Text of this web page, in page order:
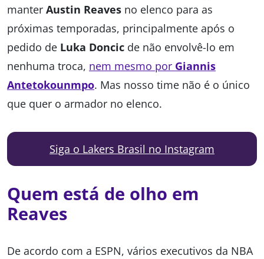
manter Austin Reaves no elenco para as
próximas temporadas, principalmente após o
pedido de Luka Doncic de não envolvê-lo em
nenhuma troca, nem mesmo por Giannis
Antetokounmpo. Mas nosso time não é o único
que quer o armador no elenco.
Siga o Lakers Brasil no Instagram
Quem está de olho em
Reaves
De acordo com a ESPN, vários executivos da NBA